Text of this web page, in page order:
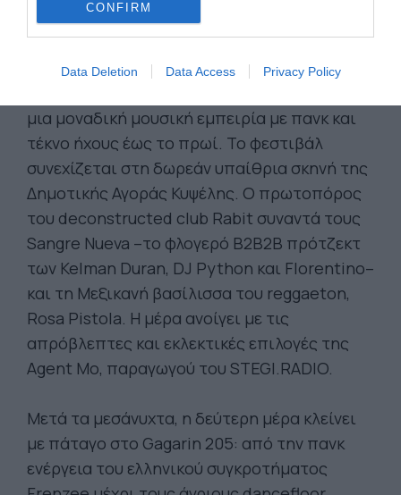
CONFIRM
Data Deletion Data Access Privacy Policy
2η Ημέρα.Σάββατο 27 Απριλίου, 17:30 -
05:00:Η δεύτερη μέρα του Borderline 2024
αρχίζει στη Δημοτική Αγορά Κυψέλης και
μια μοναδική μουσική εμπειρία με πανκ και
τέκνο ήχους έως το πρωί. Το φεστιβάλ
συνεχίζεται στη δωρεάν υπαίθρια σκηνή της
Δημοτικής Αγοράς Κυψέλης. Ο πρωτοπόρος
του deconstructed club Rabit συναντά τους
Sangre Nueva –το φλογερό B2B2B πρότζεκτ
των Kelman Duran, DJ Python και Florentino–
και τη Μεξικανή βασίλισσα του reggaeton,
Rosa Pistola. Η μέρα ανοίγει με τις
απρόβλεπτες και εκλεκτικές επιλογές της
Agent Mo, παραγωγού του STEGI.RADIO.
Μετά τα μεσάνυχτα, η δεύτερη μέρα κλείνει
με πάταγο στο Gagarin 205: από την πανκ
ενέργεια του ελληνικού συγκροτήματος